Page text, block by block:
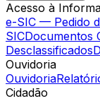
Acesso à
e-SIC — Pedido
SICDocumentos
Desclassificados
Ouvidoria
Ouvidoria
Cidadão